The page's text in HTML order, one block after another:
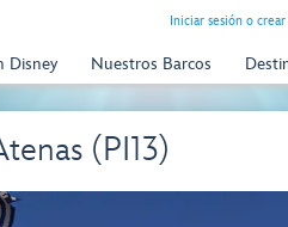
Iniciar sesión o
Disney Nuestros Barcos
(PI13)